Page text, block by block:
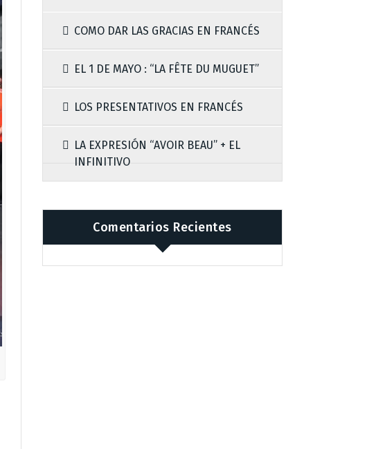
COMO DAR LAS GRACIAS EN FRANCÉS
EL 1 DE MAYO : “LA FÊTE DU MUGUET”
LOS PRESENTATIVOS EN FRANCÉS
LA EXPRESIÓN “AVOIR BEAU” + EL
INFINITIVO
Comentarios Recientes